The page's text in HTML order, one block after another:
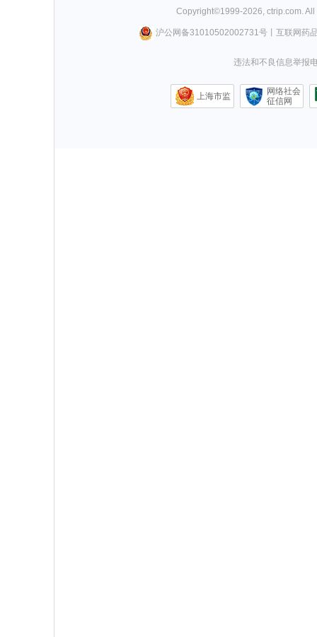
Copyright©1999-2026 ctrip.com .
沪公网备31010502002731号丨 互联网药
违法和不良信息举报
上海市监
网络社会
征信网